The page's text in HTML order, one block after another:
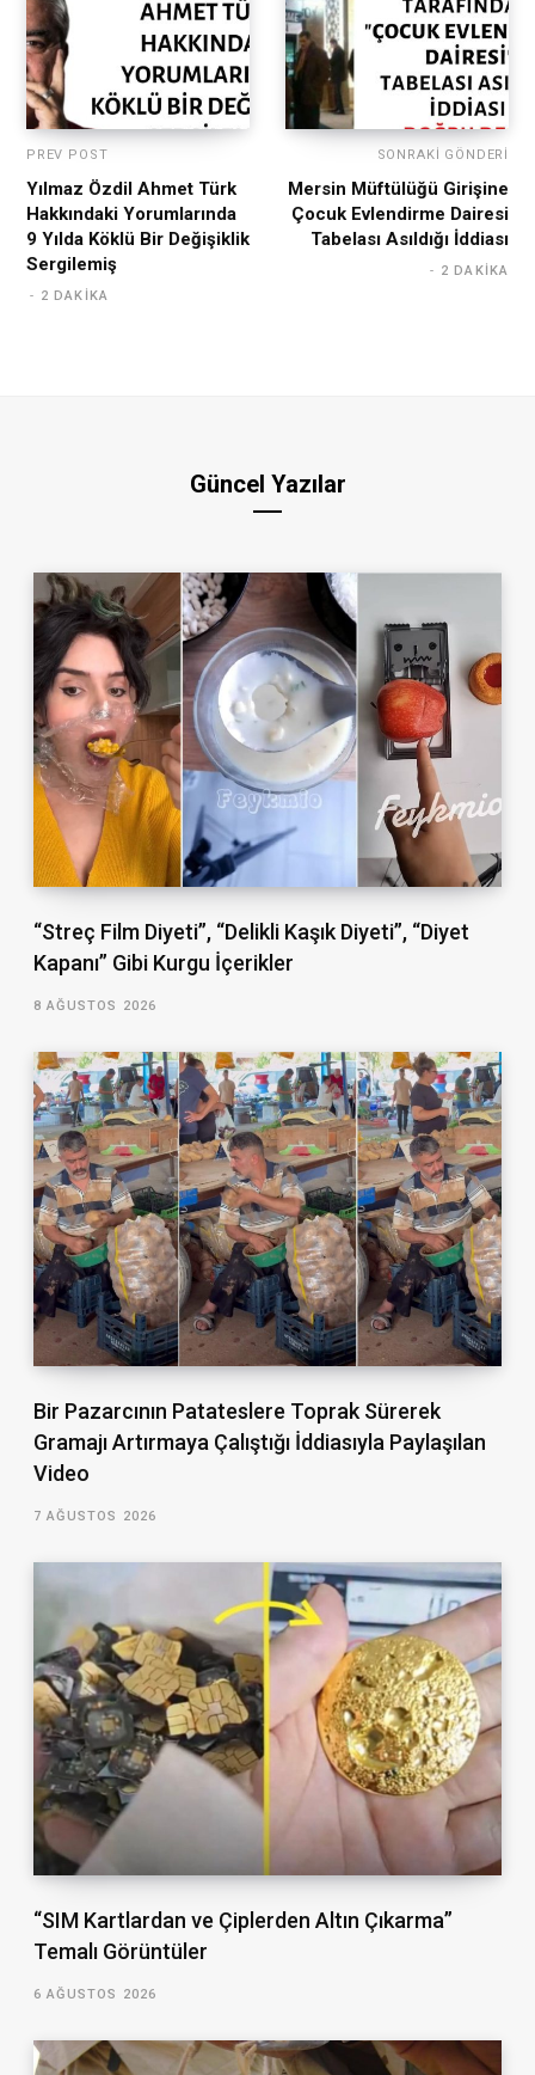
PREV POST
Yılmaz Özdil Ahmet Türk
Hakkındaki Yorumlarında
9 Yılda Köklü Bir Değişiklik
Sergilemiş
2 DAKIKA
SONRAKI GÖNDERI
Mersin Müftülüğü Girişine
Çocuk Evlendirme Dairesi
Tabelası Asıldığı İddiası
2 DAKIKA
Güncel Yazılar
“Streç Film Diyeti”, “Delikli Kaşık Diyeti”, “Diyet
Kapanı” Gibi Kurgu İçerikler
8 AĞUSTOS 2026
Bir Pazarcının Patateslere Toprak Sürerek
Gramajı Artırmaya Çalıştığı İddiasıyla Paylaşılan
Video
7 AĞUSTOS 2026
“SIM Kartlardan ve Çiplerden Altın Çıkarma”
Temalı Görüntüler
6 AĞUSTOS 2026